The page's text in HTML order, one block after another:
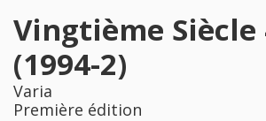
Vingtième Siècle
(1994-2)
Varia
Première édition